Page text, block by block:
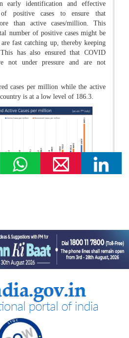
सेवाओं की प्रगति
सेवाएं
मान्यता प्राप्त साक्ष्य-आधारित स्वास्थ्य सेवा
केंद्रीय मंत्री श्री प्रतापराव जाधव
के कारण कृषि उपज में हानि
कृषि मिशन का कार्यान्वयन
(एफपीओ) का गठन
को बढ़ाने के लिए उठाए गए कदम
और शहद मिशन (एनबीएचएम) का
फीचर के माध्यम से डीपीआईआईटी-मान्यता
पारिस्थितिकी तंत्र से जोड़ता है
औद्योगिक सहयोग पर भारत-रूस कार्य समूह
लाने का एक दशक पूरा किया, कुल जीएमवी
हुआ